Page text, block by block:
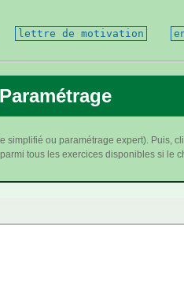
lettre de motivation
Paramétrage
simplifié ou paramétrage expert). Puis,
tous les exercices disponibles si le